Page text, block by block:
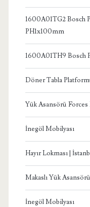
1600A01TG2 Bosch
PH1x100mm
1600A01TH9 Bosch
Döner Tabla
Yük Asansörü Forces
İnegöl Mobilyası
Hayır Lokması |
Makaslı Yük Asansörü
İnegöl Mobilyası